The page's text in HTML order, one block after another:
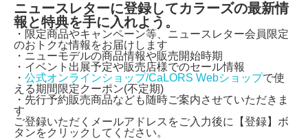
ニュースレターに登録してカラーズの最新情
報と特典を手に入れよう。
・限定商品やキャンペーン等、ニュースレター会員限定
のおトクな情報をお届けします
・ニューモデルの商品情報や販売開始時期
・イベント出展予定や販売店様でのセール情報
・ 公式オンラインショップ/CaLORS Webショップで使
える期間限定クーポン(不定期)
・先行予約販売商品なども随時ご案内させていただきま
す
ご登録いただくメールアドレスをご入力後に【登録】ボ
タンをクリックしてください。